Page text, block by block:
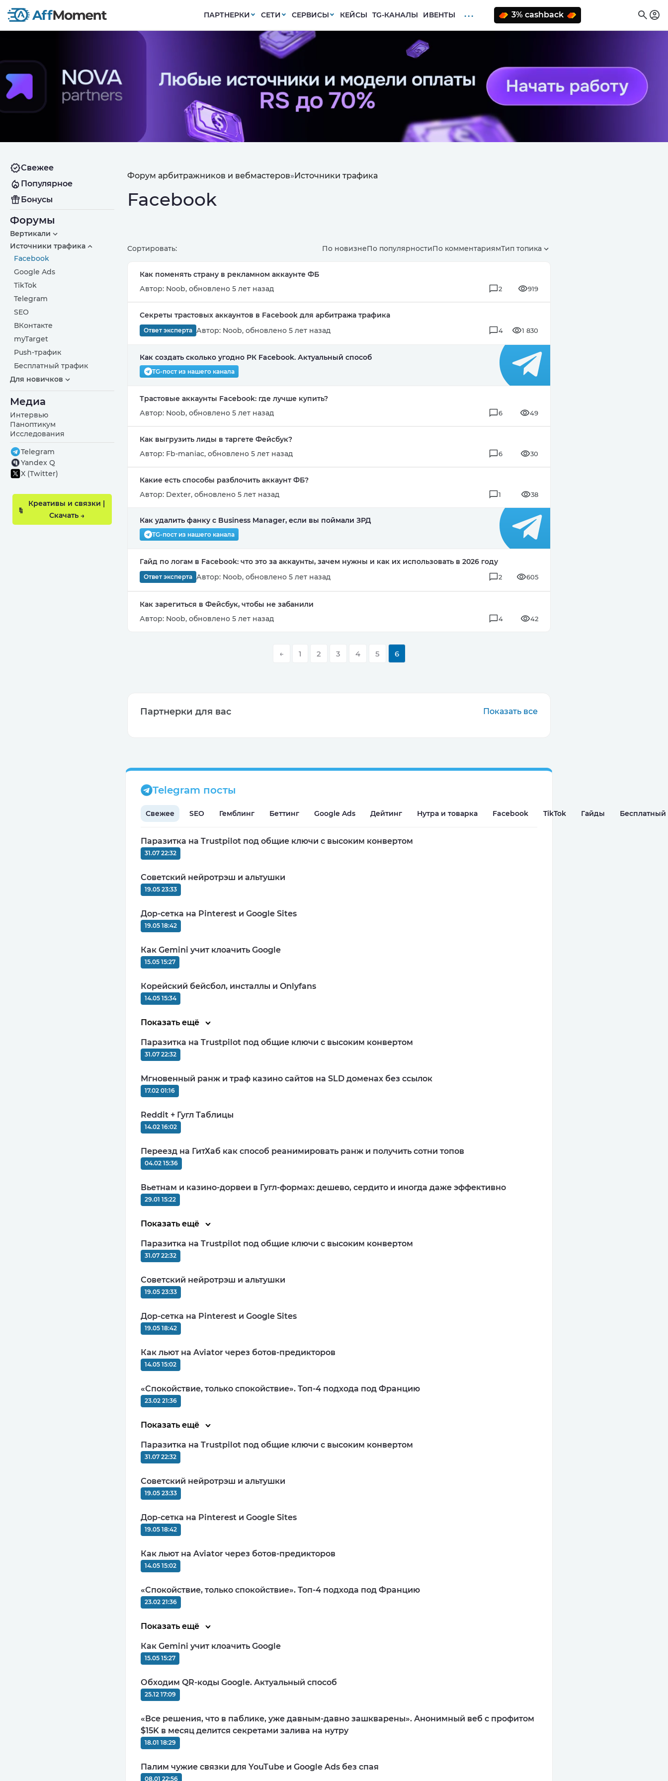
ПАРТНЕРКИ СЕТИ СЕРВИСЫ КЕЙСЫ TG-КАНАЛЫ ИВЕНТЫ . . . 3% cashback
Свежее
Популярное
Бонусы
Форумы
Вертикали
Источники трафика
Facebook
Google Ads
TikTok
Telegram
SEO
ВКонтакте
myTarget
Push-трафик
Бесплатный трафик
Для новичков
Медиа
Интервью
Паноптикум
Исследования
Telegram
Yandex Q
X (Twitter)
Креативы и связки |
Скачать →
Форум арбитражников и вебмастеров»Источники трафика
Facebook
Сортировать: По новизнеПо популярностиПо комментариямТип топика
Как поменять страну в рекламном аккаунте ФБ
Автор: Noob, обновлено 5 лет назад 2 919
Секреты трастовых аккаунтов в Facebook для арбитража трафика
Ответ эксперта Автор: Noob, обновлено 5 лет назад 4 1 830
Как создать сколько угодно РК Facebook. Актуальный способ
TG-пост из нашего канала
Трастовые аккаунты Facebook: где лучше купить?
Автор: Noob, обновлено 5 лет назад 6 49
Как выгрузить лиды в таргете Фейсбук?
Автор: Fb-maniac, обновлено 5 лет назад 6 30
Какие есть способы разблочить аккаунт ФБ?
Автор: Dexter, обновлено 5 лет назад 1 38
Как удалить фанку с Business Manager, если вы поймали ЗРД
TG-пост из нашего канала
Гайд по логам в Facebook: что это за аккаунты, зачем нужны и как их использовать в 2026 году
Ответ эксперта Автор: Noob, обновлено 5 лет назад 2 605
Как зарегиться в Фейсбук, чтобы не забанили
Автор: Noob, обновлено 5 лет назад 4 42
← 1 2 3 4 5 6
Партнерки для вас Показать все
CPA
0
MIN: 5000 руб.
9.92
COD
0
CPA
9.75
CPA+CPL (гиб
MIN: $20
Подробнее
CPL, СPI, SO
MIN: $100
Telegram посты
Свежее SEO Гемблинг Беттинг Google Ads Дейтинг Нутра и товарка Facebook TikTok Гайды
Паразитка на Trustpilot под общие ключи с высоким конвертом
31.07 22:32
Советский нейротрэш и альтушки
19.05 23:33
Дор-сетка на Pinterest и Google Sites
19.05 18:42
Как Gemini учит клоачить Google
15.05 15:27
Корейский бейсбол, инсталлы и Onlyfans
14.05 15:34
Показать ещё
Паразитка на Trustpilot под общие ключи с высоким конвертом
31.07 22:32
Мгновенный ранж и траф казино сайтов на SLD доменах без ссылок
17.02 01:16
Reddit + Гугл Таблицы
14.02 16:02
Переезд на ГитХаб как способ реанимировать ранж и получить сотни топов
04.02 15:36
Вьетнам и казино-дорвеи в Гугл-формах: дешево, сердито и иногда даже эффективно
29.01 15:22
Показать ещё
Паразитка на Trustpilot под общие ключи с высоким конвертом
31.07 22:32
Советский нейротрэш и альтушки
19.05 23:33
Дор-сетка на Pinterest и Google Sites
19.05 18:42
Как льют на Aviator через ботов-предикторов
14.05 15:02
«Спокойствие, только спокойствие». Топ-4 подхода под Францию
23.02 21:36
Показать ещё
Паразитка на Trustpilot под общие ключи с высоким конвертом
31.07 22:32
Советский нейротрэш и альтушки
19.05 23:33
Дор-сетка на Pinterest и Google Sites
19.05 18:42
Как льют на Aviator через ботов-предикторов
14.05 15:02
«Спокойствие, только спокойствие». Топ-4 подхода под Францию
23.02 21:36
Показать ещё
Как Gemini учит клоачить Google
15.05 15:27
Обходим QR-коды Google. Актуальный способ
25.12 17:09
«Все решения, что в паблике, уже давным-давно зашкварены». Анонимный веб с профитом
$15K в месяц делится секретами залива на нутру
18.01 18:29
Палим чужие связки для YouTube и Google Ads без спая
08.01 22:56